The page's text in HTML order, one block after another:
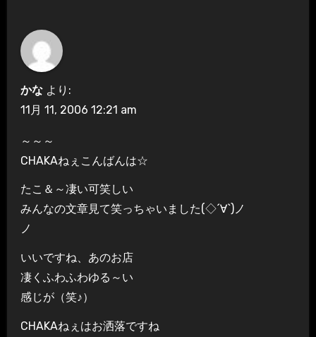
かな より:
11月 11, 2006 12:21 am
～～～
CHAKAねぇこんばんは☆
たこ＆～凄い可笑しい
みんなの文章見て笑っちゃいました(◇´∀`)ノ
ノ
いいですね、あのお店
凄くふわふわゆる～い
感じが（笑♪）
CHAKAねぇはお洒落ですね